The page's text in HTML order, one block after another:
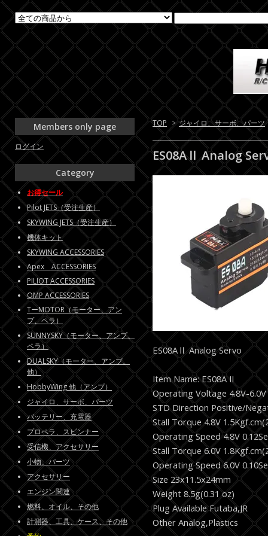
TOP > ジャイロ、サーボ、パーツ
ES08AⅡ Analog
ES08AⅡ Analog Servo
Item Name: ES08A II
Operating Voltage 4.8V-6.0V
STD Direction Positive/
Stall Torque 4.8V
Operating Speed 4.8V
Stall Torque 6.0V
Operating Speed 6.0V
Size 23x11.5x24mm
Weight 8.5g(0.31 oz)
Plug Available Futaba,JR
Other Analog,Plastics
Members only page
ログイン
Category
お得セール
Pilot JETS（受注生産）
SKYWING JETS（受注生産）
機体キット
SKYWING ACCESSORIES
Apex ACCESSORIES
PILIOT ACCESSORIES
OMP ACCESSORIES
TーMOTOR（モーター、アン
プ、ペラ）
SUNNYSKY（モーター、アンプ、
ペラ）
DUALSKY（モーター、アンプ、
他）
HobbyWing 他（アンプ）
ジャイロ、サーボ、パーツ
バッテリー、充電器
プロペラ、スピンナー
受信機、アクセサリー
小物、パーツ
アクセサリー
エンジン関連
燃料、オイル、その他
計測器、工具、ケース、その他